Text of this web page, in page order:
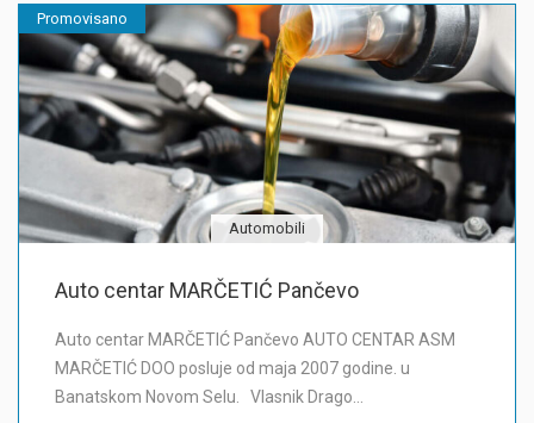
Promovisano
Automobili
Auto centar MARČETIĆ Pančevo
Auto centar MARČETIĆ Pančevo AUTO CENTAR ASM
MARČETIĆ DOO posluje od maja 2007 godine. u
Banatskom Novom Selu. Vlasnik Drago…